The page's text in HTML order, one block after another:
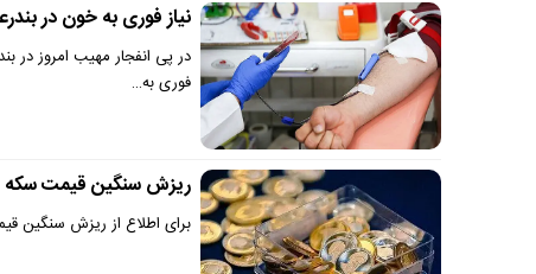
نیاز فوری به خون در
در پی انفجار مهیب امروز در
فوری به…
ریزش سنگین قیمت سکه امروز 25 فروردین | کاهش قیمت سکه تا
برای اطلاع از ریزش سنگین قیمت سکه امروز 25